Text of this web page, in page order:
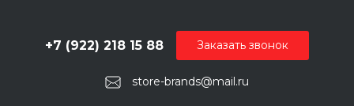
store-brands@mail.ru
+7 (922) 218 15 88 Заказать звонок